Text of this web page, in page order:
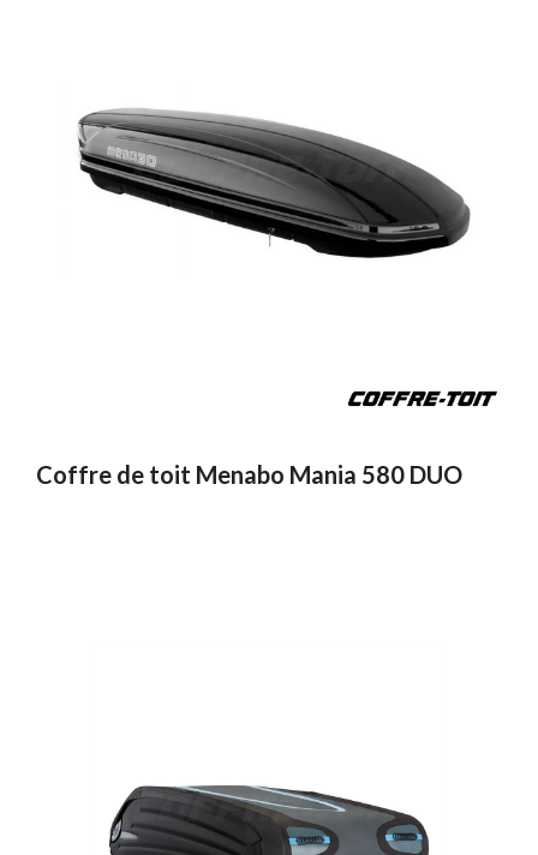
Coffre de toit Menabo Mania 580 DUO